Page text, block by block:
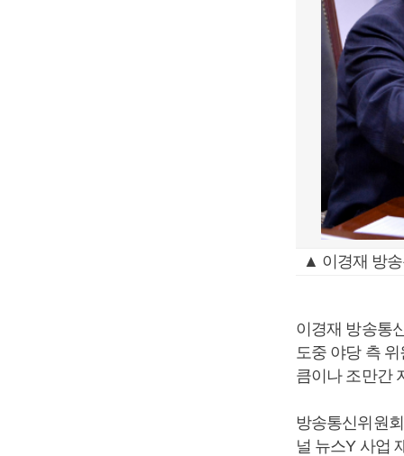
▲ 이경재 방
이경재 방송통
도중 야당 측
큼이나 조만간
방송통신위원
널 뉴스Y 사업